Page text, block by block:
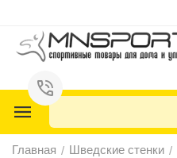
Главная / Шведские стенки /